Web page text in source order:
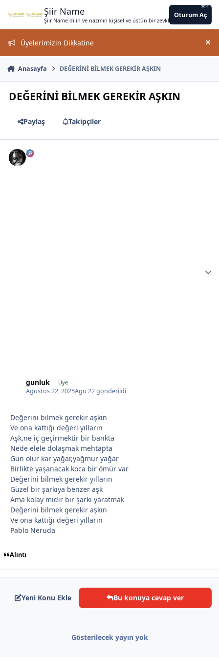
Şiir Name
Şiir Name dilin ve nazmın kişisel ve üstün bir zevkle bir arada
Oturum Aç
Üyelerimizin Dikkatine
Anasayfa DEĞERİNİ BİLMEK GEREKİR AŞKIN
DEĞERİNİ BİLMEK GEREKİR AŞKIN
Paylaş Takipçiler
gunluk Üye
Agustos 22, 2025Agu 22gönderildi
Değerini bilmek gerekir aşkın
Ve ona kattığı değeri yılların
Aşk,ne iç geçirmektir bir bankta
Nede elele dolaşmak mehtapta
Gün olur kar yağar,yağmur yağar
Birlikte yaşanacak koca bir ömür var
Değerini bilmek gerekir yılların
Güzel bir şarkıya benzer aşk
Ama kolay mıdır bir şarkı yaratmak
Değerini bilmek gerekir aşkın
Ve ona kattığı değeri yılların
Pablo Neruda
Alıntı
Yeni Konu Ekle Bu konuya cevap ver
Gösterilecek yayın yok
*
* * * *
*
*